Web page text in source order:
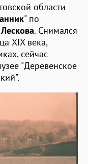
области
" по
. Снимался
XIX века,
сейчас
"Деревенское